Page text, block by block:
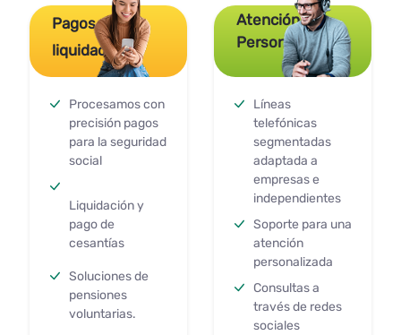
Pagos y
liquidaciones
Procesamos con
precisión pagos
para la seguridad
social
Liquidación y
pago de
cesantías
Soluciones de
pensiones
voluntarias.
Atención
Personalizada
Líneas
telefónicas
segmentadas
adaptada a
empresas e
independientes
Soporte para una
atención
personalizada
Consultas a
través de redes
sociales